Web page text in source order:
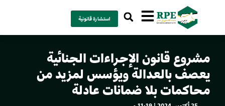
استشارة قانونية
مشروع قانون الإجراءات الجنائية
يعصف بالعدالة ويؤسس لمزيد من
محاكمات بلا ضمانات عادلة